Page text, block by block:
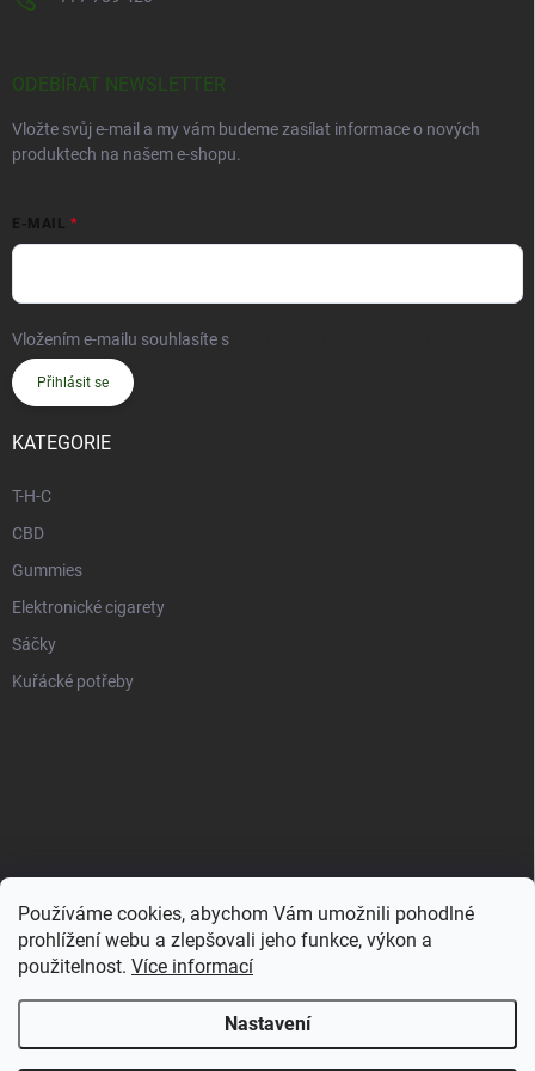
Používáme cookies, abychom Vám umožnili pohodlné
prohlížení webu a zlepšovali jeho funkce, výkon a
použitelnost. Více informací
Nastavení
ODEBÍRAT NEWSLETTER
Vložte svůj e-mail a my vám budeme zasílat informace o nových
produktech na našem e-shopu.
E-MAIL
Vložením e-mailu souhlasíte s
Přihlásit se
KATEGORIE
T-H-C
CBD
Gummies
Elektronické cigarety
Sáčky
Kuřácké potřeby